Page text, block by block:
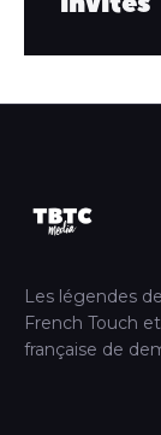
Les légendes
French Touch
française de